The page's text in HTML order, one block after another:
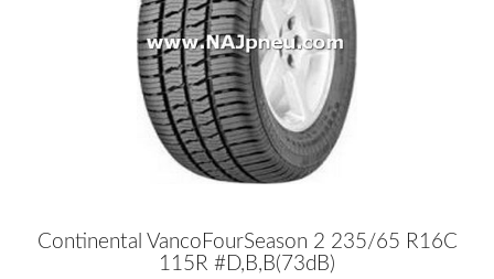
Continental VancoFourSeason 2 235/65 R16C
115R #D,B,B(73dB)